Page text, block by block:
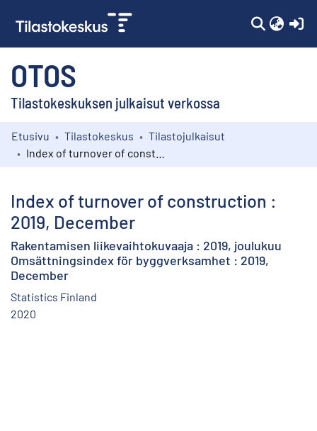
OTOS
Tilastokeskuksen julkaisut verkossa
Kokoelmat
Etusivu Tilastokeskus
Tilastojulkaisut
Index of turnover of construction :
2019, December
Rakentamisen liikevaihtokuvaaja : 2019, joulukuu
Omsättningsindex för byggverksamhet : 2019,
December
Statistics Finland
2020